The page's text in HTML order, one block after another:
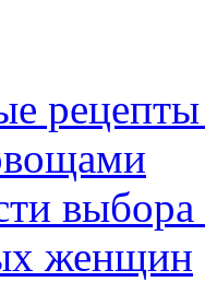
женщин